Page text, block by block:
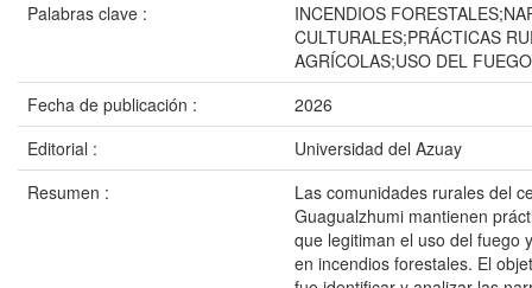
Palabras clave :
INCENDIOS
CULTURALES;PRÁCTICAS
AGRÍCOLAS;USO DEL FUEGO
Fecha de publicación :
2026
Editorial :
Universidad del Azuay
Resumen :
Las comunidades rurales del
Guagualzhumi mantienen
que legitiman el uso del fuego
en incendios forestales. El